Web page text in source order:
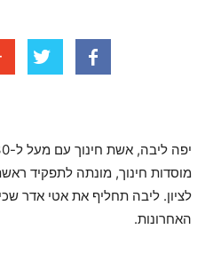
מוסדות חינוך, מונתה לתפקיד
לציון. ליבה תחליף את אטי אדר
האחרונות.